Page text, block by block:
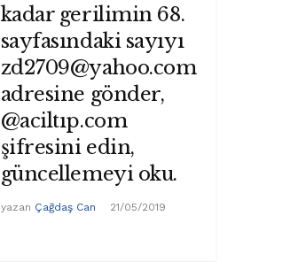
kadar gerilimin 68.
sayfasındaki sayıyı
zd2709@yahoo.com
adresine gönder,
@aciltıp.com
şifresini edin,
güncellemeyi oku.
yazan Çağdaş Can 21/05/2019